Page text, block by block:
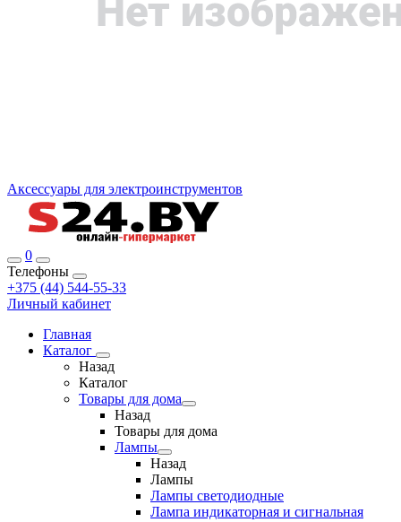
Аксессуары для электроинструментов
0
Телефоны
+375 (44) 544-55-33
Личный кабинет
Главная
Каталог
Назад
Каталог
Товары для дома
Назад
Товары для дома
Лампы
Назад
Лампы
Лампы светодиодные
Лампа индикаторная и сигнальная